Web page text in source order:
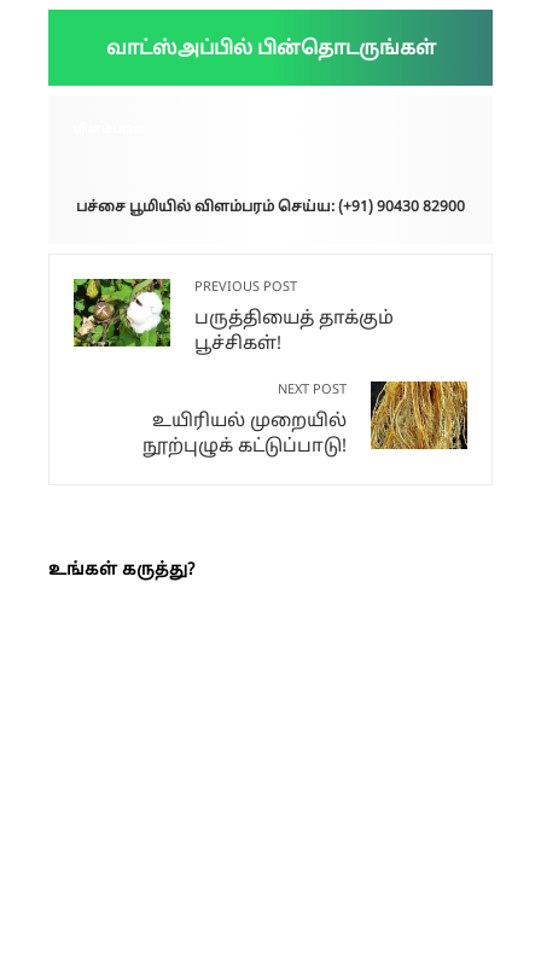
வாட்ஸ்அப்பில் பின்தொடருங்கள்
பச்சை பூமியில் விளம்பரம் செய்ய: (+91) 90430 82900
PREVIOUS POST
பருத்தியைத் தாக்கும்
பூச்சிகள்!
NEXT POST
உயிரியல் முறையில்
நூற்புழுக் கட்டுப்பாடு!
உங்கள் கருத்து?